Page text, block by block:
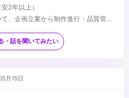
2年以上）
、企画立案から制作進行・品質管理
レクションし、プロジェクトを推進
ー」としての経験を重視していま
くは広告代理店のクリエイティブ部
に当てはまる方
・話を聞いてみたい
月15日